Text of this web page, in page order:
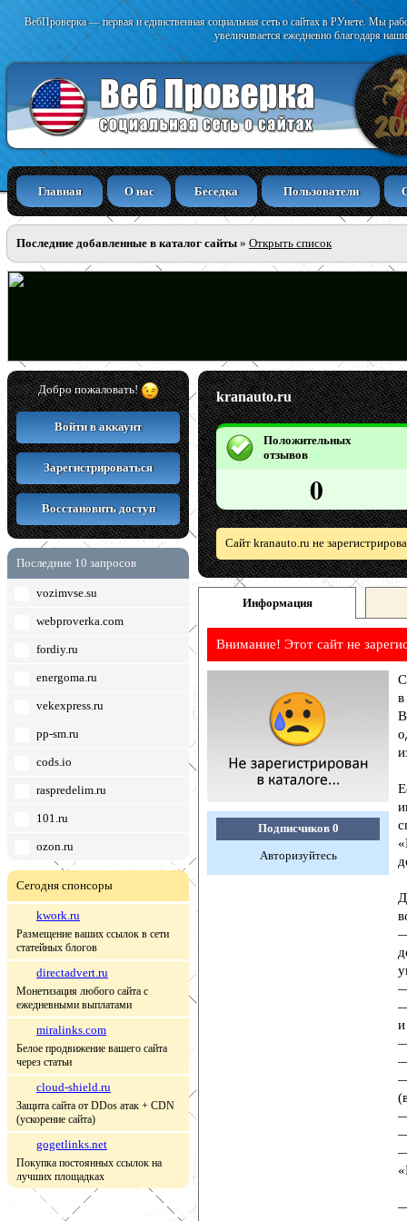
ВебПроверка — первая и единственная социальная сеть о сайтах в РУнете. Мы
увеличивается ежедневно благодаря
Главная О нас Беседка Пользователи
Последние добавленные в каталог сайты » Открыть список
Добро пожаловать!
Войти в аккаунт
Зарегистрироваться
Восстановить доступ
Последние 10 запросов
vozimvse.su
webproverka.com
fordiy.ru
energoma.ru
vekexpress.ru
pp-sm.ru
cods.io
raspredelim.ru
101.ru
ozon.ru
Сегодня спонсоры
kwork.ru
Размещение ваших ссылок в сети
статейных блогов
directadvert.ru
Монетизация любого сайта с
ежедневными выплатами
miralinks.com
Белое продвижение вашего сайта
через статьи
cloud-shield.ru
Защита сайта от DDos атак + CDN
(ускорение сайта)
gogetlinks.net
Покупка постоянных ссылок на
лучших площадках
kranauto.ru
Положительных
отзывов
0
Сайт kranauto.ru не
Информация
Внимание! Этот сайт не
Подписчиков 0
Авторизуйтесь